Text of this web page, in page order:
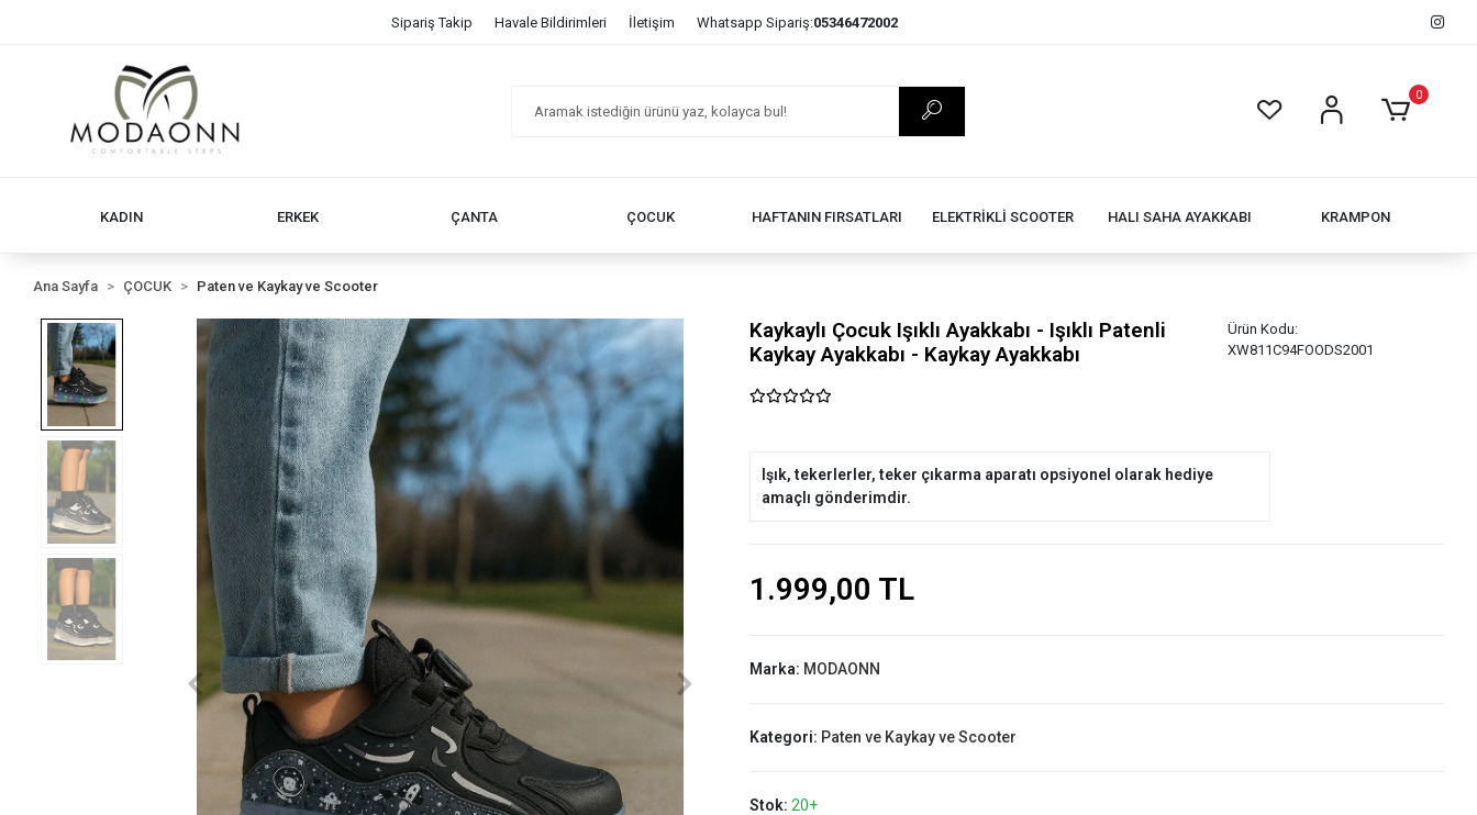
Sipariş Takip Havale Bildirimleri İletişim Whatsapp Sipariş:05346472002
0
KADIN ERKEK ÇANTA ÇOCUK HAFTANIN FIRSATLARI ELEKTRİKLİ SCOOTER HALI SAHA AYAKKABI KRAMPON
Ana Sayfa ÇOCUK Paten ve Kaykay ve Scooter
Kaykaylı Çocuk Işıklı Ayakkabı - Işıklı Patenli
Kaykay Ayakkabı - Kaykay Ayakkabı
Ürün Kodu:
XW811C94FOODS2001
Işık, tekerlerler, teker çıkarma aparatı opsiyonel olarak hediye
amaçlı gönderimdir.
1.999,00 TL
Marka: MODAONN
Kategori: Paten ve Kaykay ve Scooter
Stok: 20+